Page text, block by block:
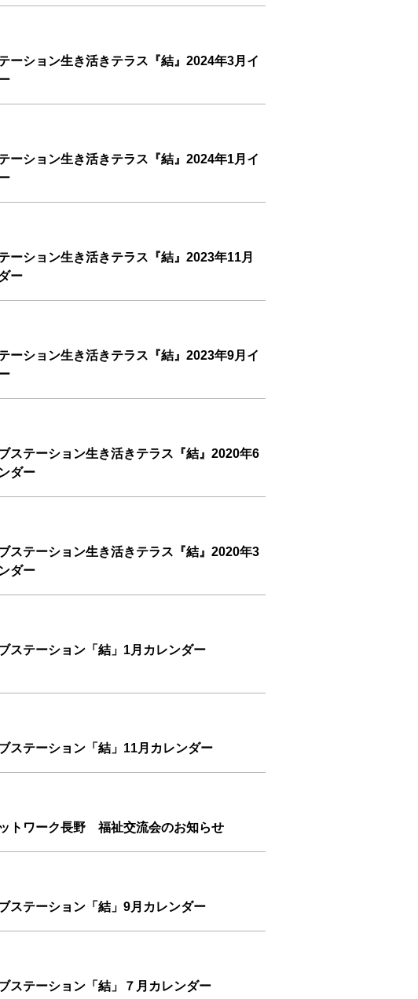
ーション生き活きテラス『結』2024年3月イ
ーション生き活きテラス『結』2024年1月イ
ーション生き活きテラス『結』2023年11月
ー
ーション生き活きテラス『結』2023年9月イ
ステーション生き活きテラス『結』2020年6
ダー
ステーション生き活きテラス『結』2020年3
ダー
ステーション「結」1月カレンダー
ステーション「結」11月カレンダー
トワーク長野 福祉交流会のお知らせ
ステーション「結」9月カレンダー
ステーション「結」７月カレンダー